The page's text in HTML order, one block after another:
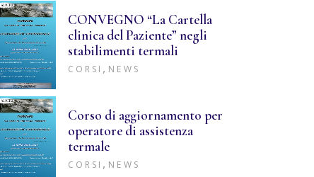
CONVEGNO “La Cartella
clinica del Paziente” negli
stabilimenti termali
CORSI , NEWS
Corso di aggiornamento per
operatore di assistenza
termale
CORSI , NEWS